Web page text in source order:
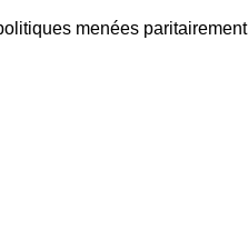
menées paritairement